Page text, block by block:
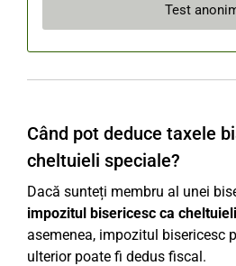
Test
Când pot deduce taxele
cheltuieli speciale?
Dacă sunteți membru al unei
impozitul bisericesc ca
asemenea, impozitul bisericesc
ulterior poate fi dedus fiscal.